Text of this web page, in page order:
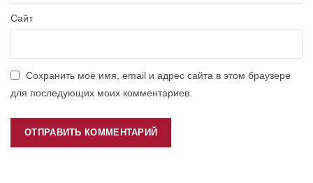
Сайт
Сохранить моё имя, email и адрес сайта в этом браузере
для последующих моих комментариев.